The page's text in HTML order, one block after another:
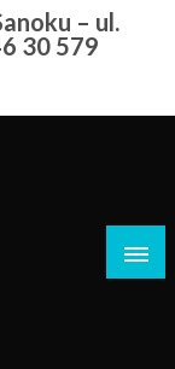
– ul.
30 579